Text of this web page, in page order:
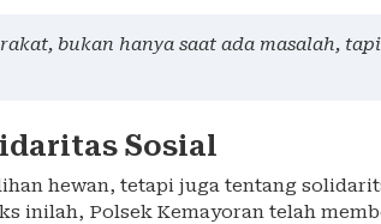
bukan hanya saat ada masalah,
Sosial
hewan, tetapi juga tentang
inilah, Polsek Kemayoran telah